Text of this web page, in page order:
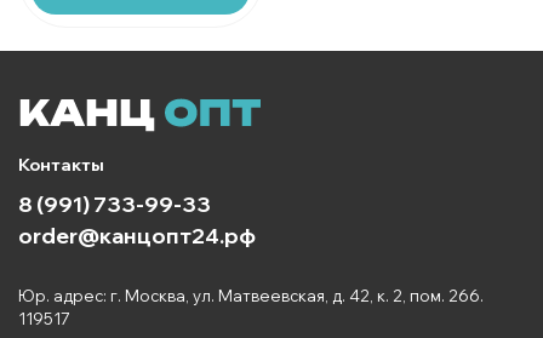
Контакты
8 (991) 733-99-33
order@канцопт24.рф
Юр. адрес: г. Москва, ул. Матвеевская, д. 42, к. 2, пом. 266.
119517